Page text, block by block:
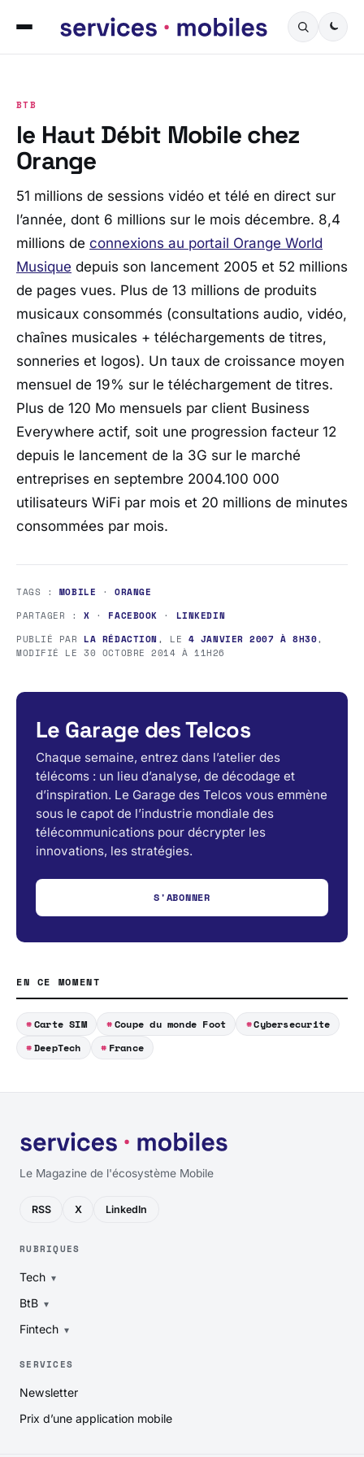
BTB
le Haut Débit Mobile chez
Orange
51 millions de sessions vidéo et télé en direct sur
l’année, dont 6 millions sur le mois décembre. 8,4
millions de connexions au portail Orange World
Musique depuis son lancement 2005 et 52 millions
de pages vues. Plus de 13 millions de produits
musicaux consommés (consultations audio, vidéo,
chaînes musicales + téléchargements de titres,
sonneries et logos). Un taux de croissance moyen
mensuel de 19% sur le téléchargement de titres.
Plus de 120 Mo mensuels par client Business
Everywhere actif, soit une progression facteur 12
depuis le lancement de la 3G sur le marché
entreprises en septembre 2004.100 000
utilisateurs WiFi par mois et 20 millions de minutes
consommées par mois.
TAGS : MOBILE · ORANGE
PARTAGER :X · FACEBOOK · LINKEDIN
PUBLIÉ PAR LA RÉDACTION , LE 4 JANVIER 2007 À 8H30,
MODIFIÉ LE30 OCTOBRE 2014 À 11H26
Le Garage des Telcos
Chaque semaine, entrez dans l’atelier des
télécoms : un lieu d’analyse, de décodage et
d’inspiration. Le Garage des Telcos vous emmène
sous le capot de l’industrie mondiale des
télécommunications pour décrypter les
innovations, les stratégies.
S'ABONNER
EN CE MOMENT
Carte SIM Coupe du monde Foot
Cybersecurite
DeepTech
France
Le Magazine de l'écosystème Mobile
RSS X LinkedIn
RUBRIQUES
Tech
BtB
Fintech
SERVICES
Newsletter
Prix d’une application mobile